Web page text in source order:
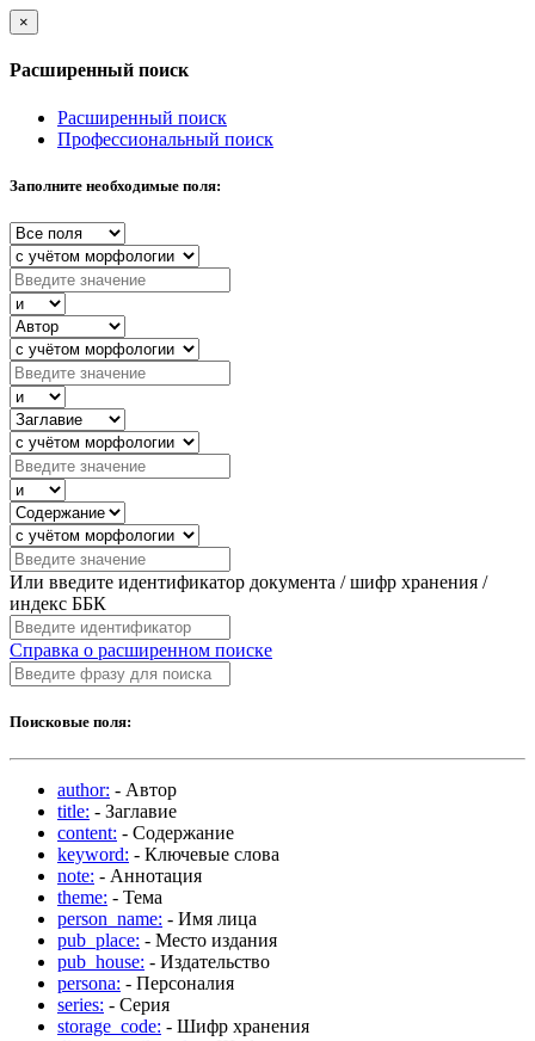
×
Расширенный поиск
Расширенный поиск
Профессиональный поиск
Заполните необходимые поля:
Или введите идентификатор документа / шифр хранения /
индекс ББК
Справка о расширенном поиске
Поисковые поля:
author: - Автор
title: - Заглавие
content: - Содержание
keyword: - Ключевые слова
note: - Аннотация
theme: - Тема
person_name: - Имя лица
pub_place: - Место издания
pub_house: - Издательство
persona: - Персоналия
series: - Серия
storage_code: - Шифр хранения